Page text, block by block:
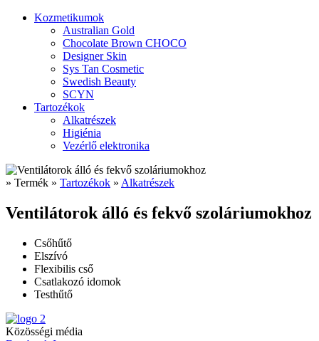
Kozmetikumok
Australian Gold
Chocolate Brown CHOCO
Designer Skin
Sys Tan Cosmetic
Swedish Beauty
SCYN
Tartozékok
Alkatrészek
Higiénia
Vezérlő elektronika
» Termék » Tartozékok » Alkatrészek
Ventilátorok álló és fekvő szoláriumokhoz
Csőhűtő
Elszívó
Flexibilis cső
Csatlakozó idomok
Testhűtő
Közösségi média